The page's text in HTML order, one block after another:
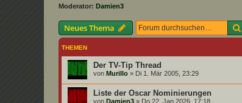
Moderator: Damien3
Neues Thema
THEMEN
Der TV-Tip Thread
von Murillo » Di 1. Mär 2005, 23:29
Liste der Oscar Nominierungen
von Damien3 » Do 22. Jan 2026, 17:18